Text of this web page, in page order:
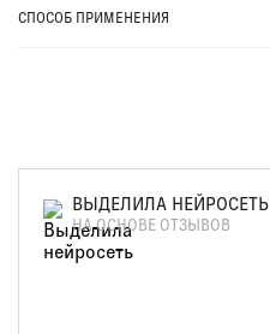
СПОСОБ ПРИМЕНЕНИЯ
ВЫДЕЛИЛА НЕЙРОСЕТЬ
НА ОСНОВЕ ОТЗЫВОВ